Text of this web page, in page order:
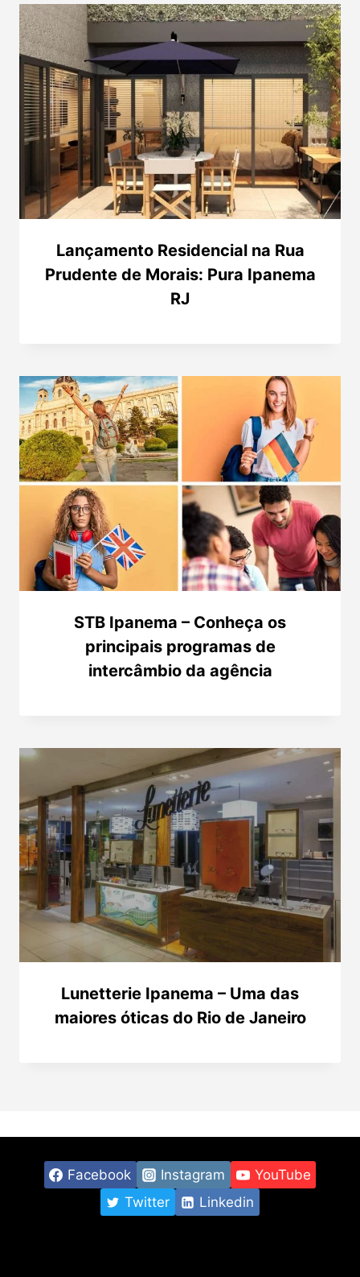
Lançamento Residencial na Rua
Prudente de Morais: Pura Ipanema
RJ
STB Ipanema – Conheça os
principais programas de
intercâmbio da agência
Lunetterie Ipanema – Uma das
maiores óticas do Rio de Janeiro
Facebook Instagram
YouTube
Twitter
Linkedin